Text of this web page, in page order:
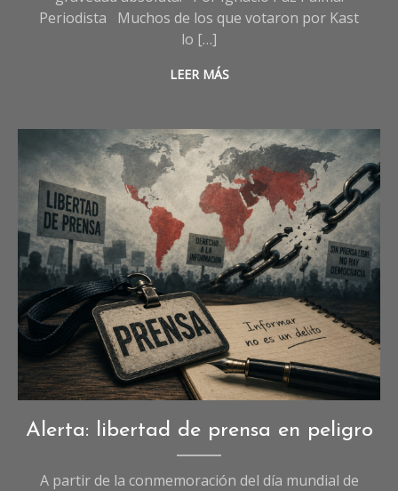
Periodista Muchos de los que votaron por Kast
lo […]
LEER MÁS
Imagen referencial generada con IA
Opinión,
Sociedad
Alerta: libertad de prensa en peligro
A partir de la conmemoración del día mundial de